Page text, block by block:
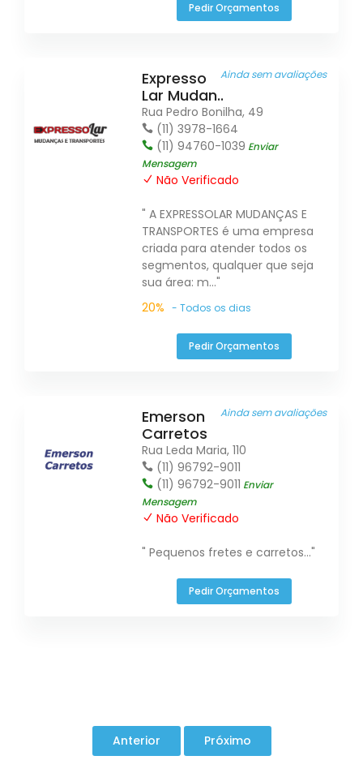
Pedir Orçamentos
Ainda sem avaliações
Expresso
Lar Mudan..
Rua Pedro Bonilha, 49
(11) 3978-1664
(11) 94760-1039 Enviar
Mensagem
Não Verificado
" A EXPRESSOLAR MUDANÇAS E
TRANSPORTES é uma empresa
criada para atender todos os
segmentos, qualquer que seja
sua área: m..."
20% - Todos os dias
Pedir Orçamentos
Ainda sem avaliações
Emerson
Carretos
Rua Leda Maria, 110
(11) 96792-9011
(11) 96792-9011 Enviar
Mensagem
Não Verificado
" Pequenos fretes e carretos..."
Pedir Orçamentos